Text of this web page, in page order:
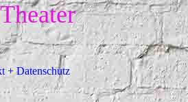
+ Datenschutz